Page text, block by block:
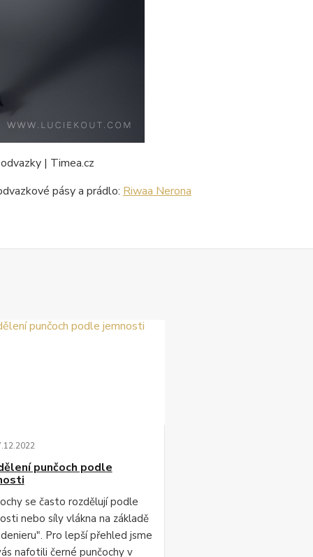
pásy a prádlo: Riwaa Nerona
.12.2022
punčoch podle
se často rozdělují podle
nebo síly vlákna na základě
Pro lepší přehled jsme
nafotili černé punčochy v